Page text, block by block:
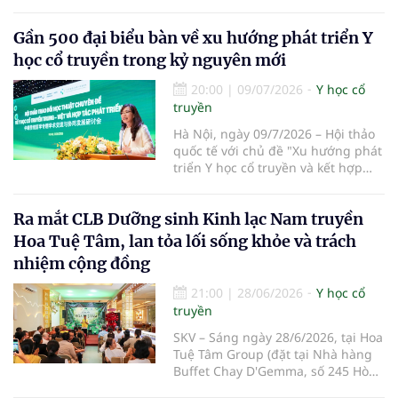
kiện toàn tổ chức Hội Đông y tại cơ
sở, góp phần phát huy vai trò y học
cổ truyền trong chăm sóc sức khỏe
nhân dân.
Gần 500 đại biểu bàn về xu hướng phát triển Y
học cổ truyền trong kỷ nguyên mới
20:00 | 09/07/2026
Y học cổ
truyền
Hà Nội, ngày 09/7/2026 – Hội thảo
quốc tế với chủ đề "Xu hướng phát
triển Y học cổ truyền và kết hợp
– Dược Phenikaa. Sự kiện do Đại
học Phenikaa tổ chức, quy tụ gần
500 đại biểu là đại diện các cơ
viện cùng đông đảo chuyên gia,
nhà khoa học, bác sĩ và giảng viên
hàng đầu trong nước và quốc tế.
Ra mắt CLB Dưỡng sinh Kinh lạc Nam truyền
Hoa Tuệ Tâm, lan tỏa lối sống khỏe và trách
nhiệm cộng đồng
21:00 | 28/06/2026
Y học cổ
truyền
SKV – Sáng ngày 28/6/2026, tại Hoa
Tuệ Tâm Group (đặt tại Nhà hàng
Buffet Chay D'Gemma, số 245 Hòa